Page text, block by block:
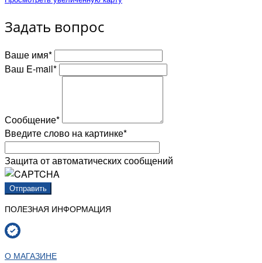
Задать вопрос
Ваше имя*
Ваш E-mail*
Сообщение*
Введите слово на картинке*
Защита от автоматических сообщений
ПОЛЕЗНАЯ ИНФОРМАЦИЯ
О МАГАЗИНЕ